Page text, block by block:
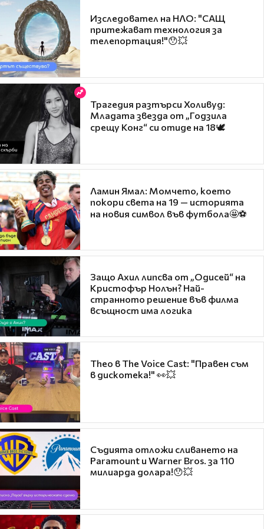
Изследовател на НЛО: "САЩ
притежават технология за
телепортация!"😯💥
Трагедия разтърси Холивуд:
Младата звезда от „Годзила
срещу Конг“ си отиде на 18🕊️
Ламин Ямал: Момчето, което
покори света на 19 — историята
на новия символ във футбола🤩⚽
Защо Ахил липсва от „Одисей“ на
Кристофър Нолън? Най-
странното решение във филма
всъщност има логика
Theo в The Voice Cast: "Правен съм
в дискотека!" 👀💥
Съдията отложи сливането на
Paramount и Warner Bros. за 110
милиарда долара!😯💥